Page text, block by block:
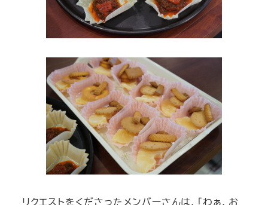
リクエストをくださったメンバーさんは、「わぁ、お